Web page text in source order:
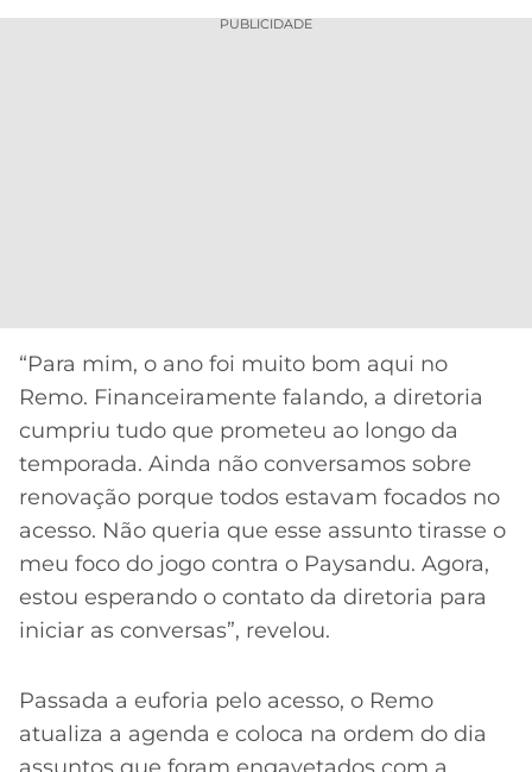
PUBLICIDADE
“Para mim, o ano foi muito bom aqui no
Remo. Financeiramente falando, a diretoria
cumpriu tudo que prometeu ao longo da
temporada. Ainda não conversamos sobre
renovação porque todos estavam focados no
acesso. Não queria que esse assunto tirasse o
meu foco do jogo contra o Paysandu. Agora,
estou esperando o contato da diretoria para
iniciar as conversas”, revelou.
Passada a euforia pelo acesso, o Remo
atualiza a agenda e coloca na ordem do dia